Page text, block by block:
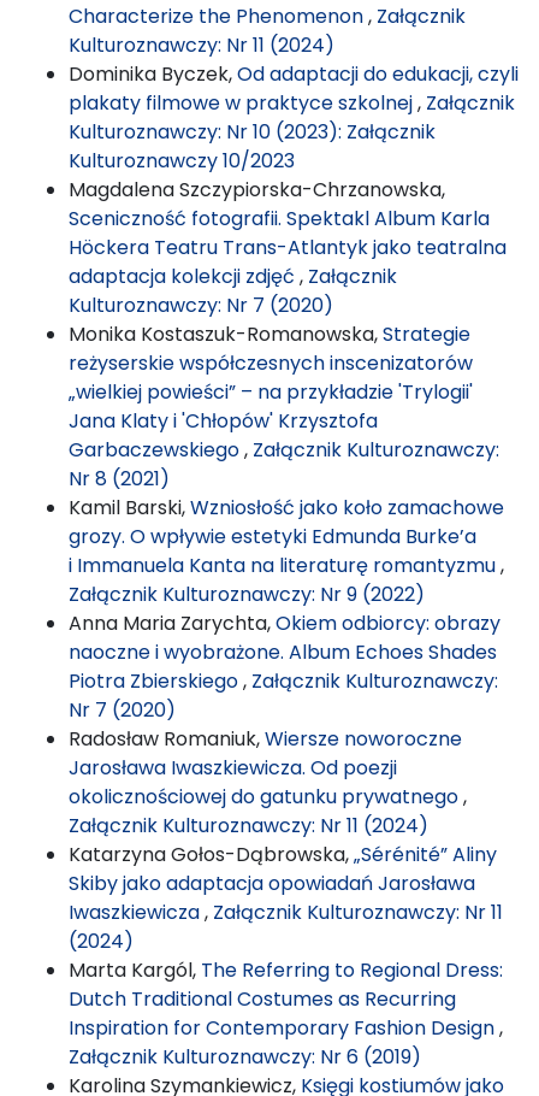
Characterize the Phenomenon, Załącznik
Kulturoznawczy: Nr 11 (2024)
Dominika Byczek,Od adaptacji do edukacji, czyli
plakaty filmowe w praktyce szkolnej, Załącznik
Kulturoznawczy: Nr 10 (2023): Załącznik
Kulturoznawczy 10/2023
Magdalena Szczypiorska-Chrzanowska,
Sceniczność fotografii. Spektakl Album Karla
Höckera Teatru Trans-Atlantyk jako teatralna
adaptacja kolekcji zdjęć , Załącznik
Kulturoznawczy: Nr 7 (2020)
Monika Kostaszuk-Romanowska,Strategie
reżyserskie współczesnych inscenizatorów
„wielkiej powieści” – na przykładzie 'Trylogii'
Jana Klaty i 'Chłopów' Krzysztofa
Garbaczewskiego, Załącznik Kulturoznawczy:
Nr 8 (2021)
Kamil Barski,Wzniosłość jako koło zamachowe
grozy. O wpływie estetyki Edmunda Burke’a
i Immanuela Kanta na literaturę romantyzmu,
Załącznik Kulturoznawczy: Nr 9 (2022)
Anna Maria Zarychta,Okiem odbiorcy: obrazy
naoczne i wyobrażone. Album Echoes Shades
Piotra Zbierskiego, Załącznik Kulturoznawczy:
Nr 7 (2020)
Radosław Romaniuk,Wiersze noworoczne
Jarosława Iwaszkiewicza. Od poezji
okolicznościowej do gatunku prywatnego,
Załącznik Kulturoznawczy: Nr 11 (2024)
Katarzyna Gołos-Dąbrowska,„Sérénité” Aliny
Skiby jako adaptacja opowiadań Jarosława
Iwaszkiewicza, Załącznik Kulturoznawczy: Nr 11
(2024)
Marta Kargól, The Referring to Regional Dress:
Dutch Traditional Costumes as Recurring
Inspiration for Contemporary Fashion Design,
Załącznik Kulturoznawczy: Nr 6 (2019)
Karolina Szymankiewicz, Księgi kostiumów jako